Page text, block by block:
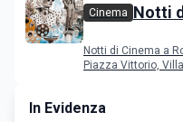
Cinema Notti
Notti di Cinema a
Piazza Vittorio,
In Evidenza